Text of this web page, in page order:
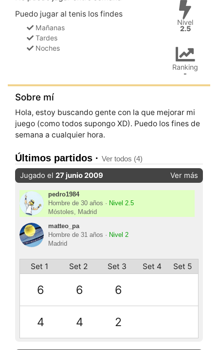
Puedo jugar al tenis los findes
Mañanas
Tardes
Noches
Nivel
2.5
Ranking
-
Sobre mí
Hola, estoy buscando gente con la que mejorar mi
juego (como todos supongo XD). Puedo los fines de
semana a cualquier hora.
Últimos partidos ·Ver todos (4)
Jugado el 27 junio 2009 Ver más
pedro1984
Hombre de 30 años · Nivel 2.5
Móstoles, Madrid
matteo_pa
Hombre de 31 años · Nivel 2
Madrid
Set 1 Set 2 Set 3 Set 4 Set 5
6 6 6
4 4 2